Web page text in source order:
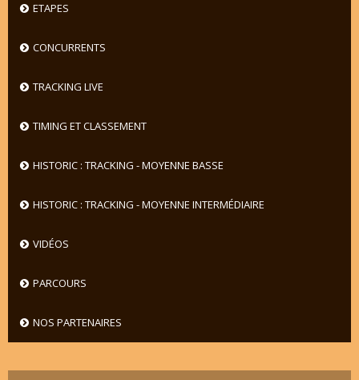
ETAPES
CONCURRENTS
TRACKING LIVE
TIMING ET CLASSEMENT
HISTORIC : TRACKING - MOYENNE BASSE
HISTORIC : TRACKING - MOYENNE INTERMÉDIAIRE
VIDÉOS
PARCOURS
NOS PARTENAIRES